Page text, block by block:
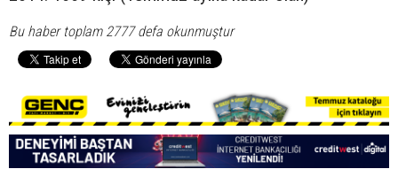
Bu haber toplam 2777 defa okunmuştur